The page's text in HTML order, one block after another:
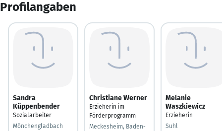
Profilangaben
Sandra
Küppenbender
Sozialarbeiter
Mönchengladbach
Christiane Werner
Erzieherin im
Förderprogramm
Meckesheim, Baden-
Melanie
Waszkiewicz
Erzieherin
Suhl